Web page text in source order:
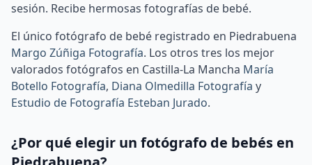
sesión. Recibe hermosas fotografías de bebé.
El único fotógrafo de bebé registrado en Piedrabuena
Margo Zúñiga Fotografía. Los otros tres los mejor
valorados fotógrafos en Castilla-La Mancha María
Botello Fotografía, Diana Olmedilla Fotografía y
Estudio de Fotografía Esteban Jurado.
¿Por qué elegir un fotógrafo de bebés en